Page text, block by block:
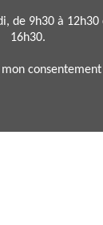
de 9h30 à 12h30
16h30.
consentement